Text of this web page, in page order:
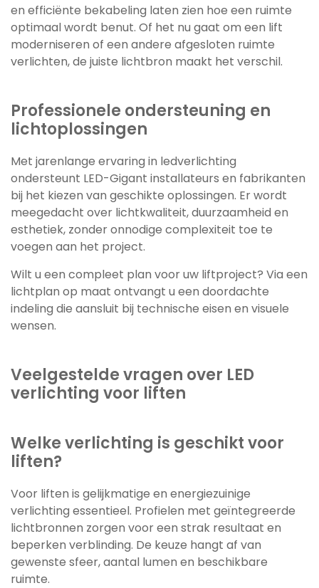
en efficiënte bekabeling laten zien hoe een ruimte
optimaal wordt benut. Of het nu gaat om een lift
moderniseren of een andere afgesloten ruimte
verlichten, de juiste lichtbron maakt het verschil.
Professionele ondersteuning en
lichtoplossingen
Met jarenlange ervaring in ledverlichting
ondersteunt LED-Gigant installateurs en fabrikanten
bij het kiezen van geschikte oplossingen. Er wordt
meegedacht over lichtkwaliteit, duurzaamheid en
esthetiek, zonder onnodige complexiteit toe te
voegen aan het project.
Wilt u een compleet plan voor uw liftproject? Via een
lichtplan op maat ontvangt u een doordachte
indeling die aansluit bij technische eisen en visuele
wensen.
Veelgestelde vragen over LED
verlichting voor liften
Welke verlichting is geschikt voor
liften?
Voor liften is gelijkmatige en energiezuinige
verlichting essentieel. Profielen met geïntegreerde
lichtbronnen zorgen voor een strak resultaat en
beperken verblinding. De keuze hangt af van
gewenste sfeer, aantal lumen en beschikbare
ruimte.